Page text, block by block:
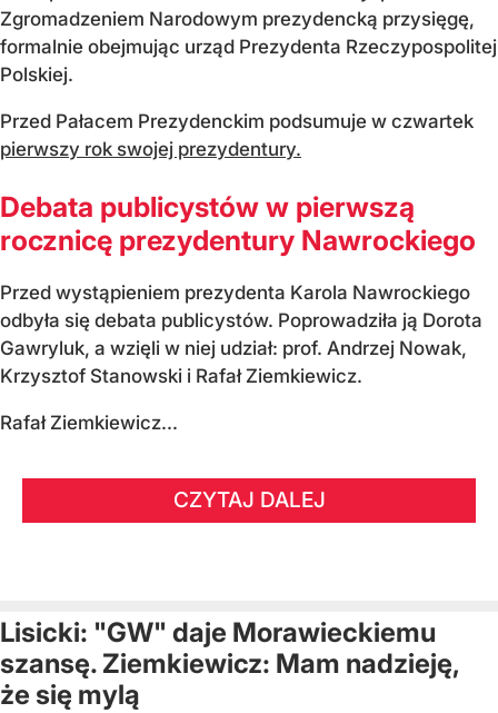
Zgromadzeniem Narodowym prezydencką przysięgę,
formalnie obejmując urząd Prezydenta Rzeczypospolitej
Polskiej.
Przed Pałacem Prezydenckim podsumuje w czwartek
pierwszy rok swojej prezydentury.
Debata publicystów w pierwszą
rocznicę prezydentury Nawrockiego
Przed wystąpieniem prezydenta Karola Nawrockiego
odbyła się debata publicystów. Poprowadziła ją Dorota
Gawryluk, a wzięli w niej udział: prof. Andrzej Nowak,
Krzysztof Stanowski i Rafał Ziemkiewicz.
Rafał Ziemkiewicz...
CZYTAJ DALEJ
Lisicki: "GW" daje Morawieckiemu
szansę. Ziemkiewicz: Mam nadzieję,
że się mylą